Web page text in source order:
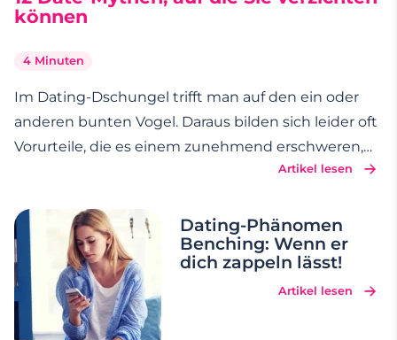
können
4 Minuten
Im Dating-Dschungel trifft man auf den ein oder
anderen bunten Vogel. Daraus bilden sich leider oft
Vorurteile, die es einem zunehmend erschweren,
neue Menschen kennenzulernen. Wir räumen
erfrischt und unbelastet in neue Abenteuer
stürzen…
Artikel lesen
Dating-Phänomen
Benching: Wenn er
dich zappeln lässt!
Artikel lesen